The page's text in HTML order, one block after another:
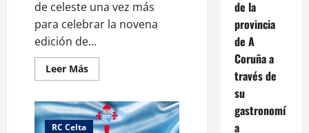
de celeste una vez más
para celebrar la novena
edición de...
Leer MásLeer
más
Vigo
se
tiñe
RC Celta
de la
provincia
de A
Coruña a
través de
su
gastronomí
a